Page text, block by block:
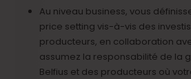
Au niveau business, vous
price setting vis-à-vis des
producteurs, en collaboration
assumez la responsabilité de la
Belfius et des producteurs où